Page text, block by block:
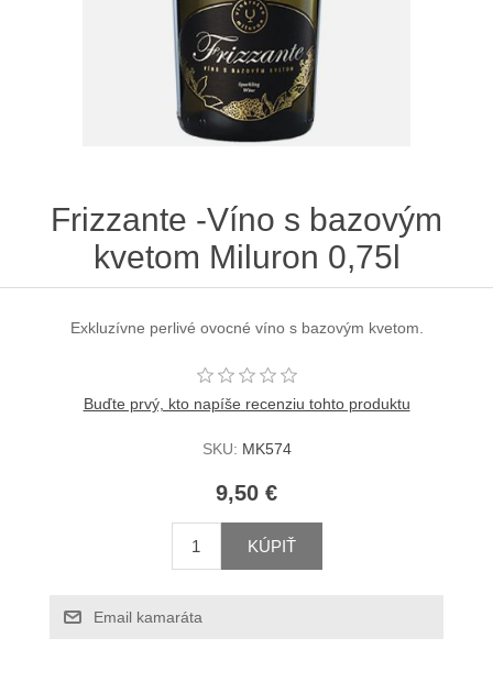
Frizzante -Víno s bazovým
kvetom Miluron 0,75l
Exkluzívne perlivé ovocné víno s bazovým kvetom.
Buďte prvý, kto napíše recenziu tohto produktu
SKU: MK574
9,50 €
KÚPIŤ
Email kamaráta